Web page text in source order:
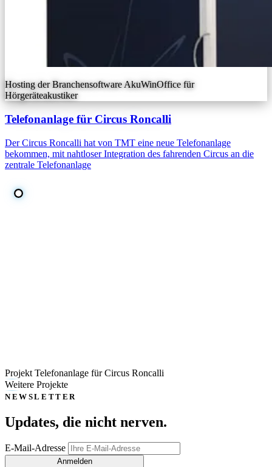
Hosting der Branchensoftware AkuWinOffice für
Hörgeräteakustiker
Telefonanlage für Circus Roncalli
Der Circus Roncalli hat von TMT eine neue Telefonanlage
bekommen, mit nahtloser Integration des fahrenden Circus an die
zentrale Telefonanlage
Projekt Telefonanlage für Circus Roncalli
Weitere Projekte
NEWSLETTER
Updates, die nicht nerven.
E-Mail-Adresse
Anmelden